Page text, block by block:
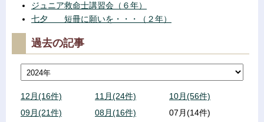
ジュニア救命士講習会（６年）
七夕 短冊に願いを・・・（２年）
過去の記事
12月(16件) 11月(24件)
10月(56件)
09月(21件)
08月(16件)
07月(14件)